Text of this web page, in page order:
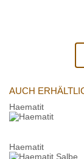
AUCH
Haematit
Haematit